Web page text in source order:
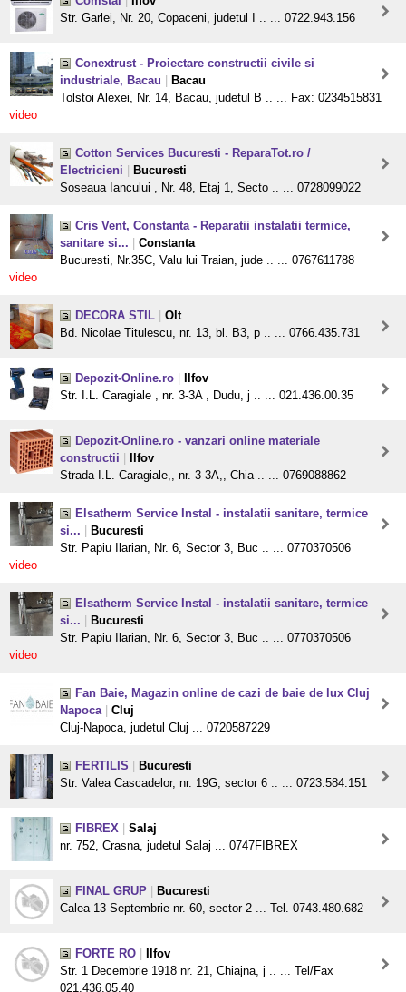
Str. Garlei, Nr. 20, Copaceni, judetul I .. ... 0722.943.156
Conextrust - Proiectare constructii civile si
industriale, Bacau
Bacau
Tolstoi Alexei, Nr. 14, Bacau, judetul B .. ... Fax: 0234515831
video
Cotton Services Bucuresti - ReparaTot.ro /
Electricieni
Bucuresti
Soseaua Iancului , Nr. 48, Etaj 1, Secto .. ... 0728099022
Cris Vent, Constanta - Reparatii instalatii termice,
sanitare si...
Constanta
Bucuresti, Nr.35C, Valu lui Traian, jude .. ... 0767611788
video
DECORA STIL
Olt
Bd. Nicolae Titulescu, nr. 13, bl. B3, p .. ... 0766.435.731
Depozit-Online.ro
Ilfov
Str. I.L. Caragiale , nr. 3-3A , Dudu, j .. ... 021.436.00.35
Depozit-Online.ro - vanzari online materiale
constructii
Ilfov
Strada I.L. Caragiale,, nr. 3-3A,, Chia .. ... 0769088862
Elsatherm Service Instal - instalatii sanitare, termice
si...
Bucuresti
Str. Papiu Ilarian, Nr. 6, Sector 3, Buc .. ... 0770370506
video
Elsatherm Service Instal - instalatii sanitare, termice
si...
Bucuresti
Str. Papiu Ilarian, Nr. 6, Sector 3, Buc .. ... 0770370506
video
Fan Baie, Magazin online de cazi de baie de lux Cluj
Napoca
Cluj
Cluj-Napoca, judetul Cluj ... 0720587229
FERTILIS
Bucuresti
Str. Valea Cascadelor, nr. 19G, sector 6 .. ... 0723.584.151
FIBREX
Salaj
nr. 752, Crasna, judetul Salaj ... 0747FIBREX
FINAL GRUP
Bucuresti
Calea 13 Septembrie nr. 60, sector 2 ... Tel. 0743.480.682
FORTE RO
Ilfov
Str. 1 Decembrie 1918 nr. 21, Chiajna, j .. ... Tel/Fax
021.436.05.40